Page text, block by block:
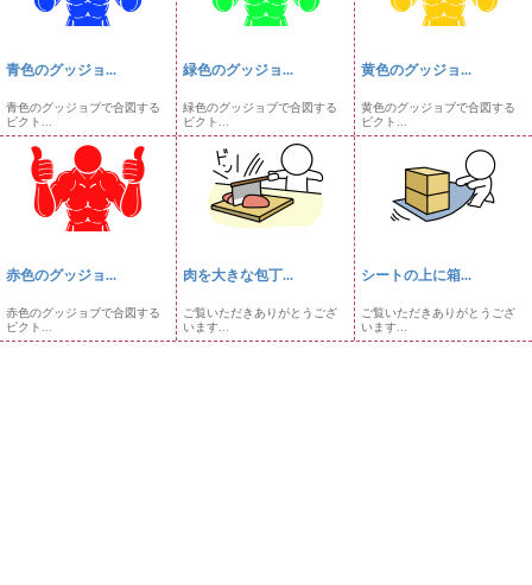
青色のグッジョ...
青色のグッジョブで合図する
ピクト...
緑色のグッジョ...
緑色のグッジョブで合図する
ピクト...
黄色のグッジョ...
黄色のグッジョブで合図する
ピクト...
赤色のグッジョ...
赤色のグッジョブで合図する
ピクト...
肉を大きな包丁...
ご覧いただきありがとうござ
います...
シートの上に箱...
ご覧いただきありがとうござ
います...